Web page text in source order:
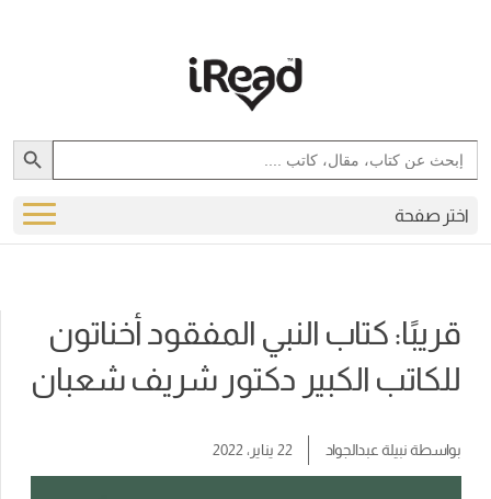
Search
for:
Search Button
اختر صفحة
قريبًا: كتاب النبي المفقود أخناتون
للكاتب الكبير دكتور شريف شعبان
بواسطةنبيلة عبدالجواد 22 يناير، 2022